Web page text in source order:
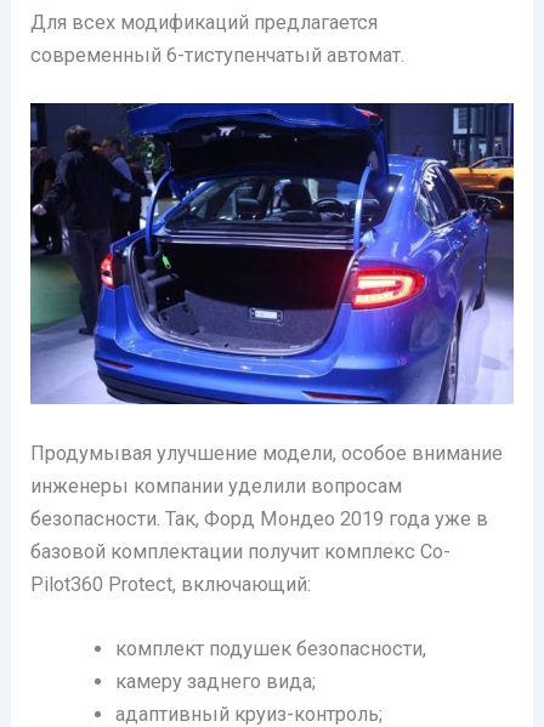
Для всех модификаций предлагается
современный 6-тиступенчатый автомат.
Продумывая улучшение модели, особое внимание
инженеры компании уделили вопросам
безопасности. Так, Форд Мондео 2019 года уже в
базовой комплектации получит комплекс Co-
Pilot360 Protect, включающий:
комплект подушек безопасности,
камеру заднего вида;
адаптивный круиз-контроль;